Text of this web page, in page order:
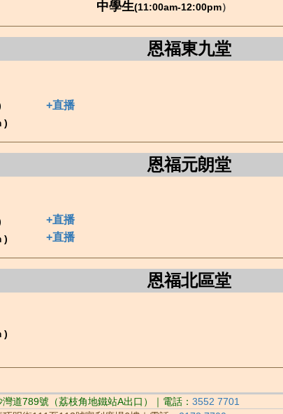
中學生(11:00am-12:00pm）
恩福東九堂
+直播
)
恩福元朗堂
+直播
) +直播
恩福北區堂
)
灣道789號（荔枝角地鐵站A出口）｜電話： 3552 7701